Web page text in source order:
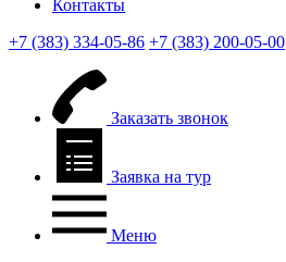
Контакты
+7 (383) 334-05-86 +7 (383) 200-05-00
Заказать звонок
Заявка на тур
Меню